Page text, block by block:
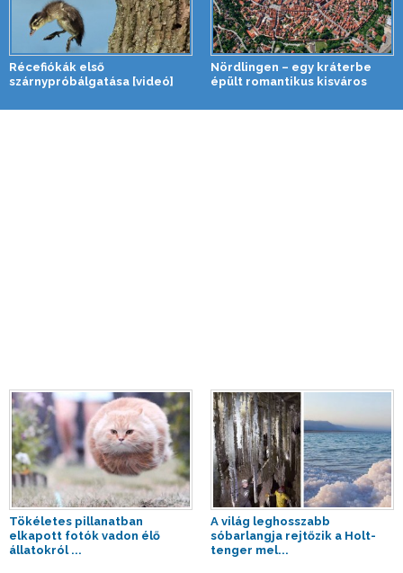
Récefiókák első
szárnypróbálgatása [videó]
Nördlingen – egy kráterbe
épült romantikus kisváros
Tökéletes pillanatban
elkapott fotók vadon élő
állatokról ...
A világ leghosszabb
sóbarlangja rejtőzik a Holt-
tenger mel...